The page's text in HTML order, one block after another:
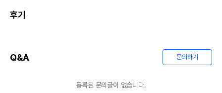
후기
Q&A 문의하기
등록된 문의글이 없습니다.